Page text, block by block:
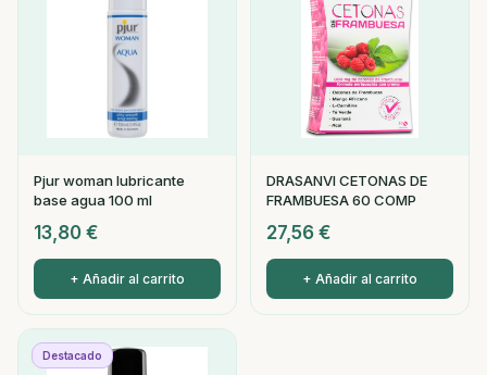
Pjur woman lubricante
base agua 100 ml
13,80 €
+ Añadir al carrito
DRASANVI CETONAS DE
FRAMBUESA 60 COMP
27,56 €
+ Añadir al carrito
Destacado